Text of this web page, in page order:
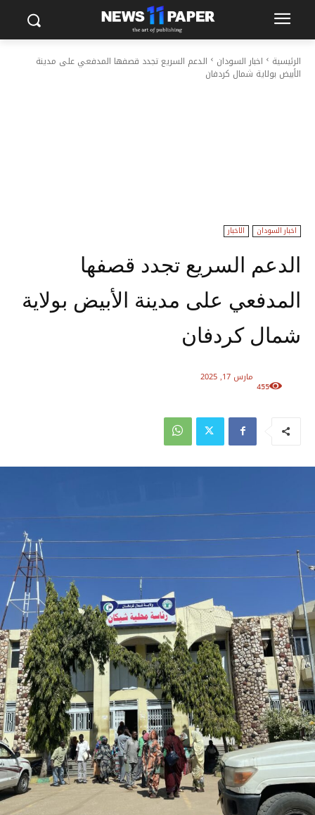
الرئيسية اخبار السودان
الدعم السريع تجدد قصفها المدفعي على مدينة
الأبيض بولاية شمال كردفان
اخبار السودان الاخبار
الدعم السريع تجدد قصفها
المدفعي على مدينة الأبيض بولاية
شمال كردفان
مارس 17, 2025
455